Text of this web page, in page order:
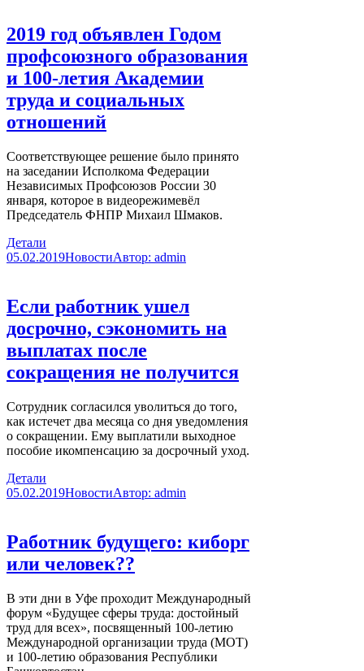
2019 год объявлен Годом
профсоюзного образования
и 100-летия Академии
труда и социальных
отношений
Соответствующее решение было принято
на заседании Исполкома Федерации
Независимых Профсоюзов России 30
января, которое в видеорежимевёл
Председатель ФНПР Михаил Шмаков.
Детали
05.02.2019НовостиАвтор: admin
Если работник ушел
досрочно, сэкономить на
выплатах после
сокращения не получится
Сотрудник согласился уволиться до того,
как истечет два месяца со дня уведомления
о сокращении. Ему выплатили выходное
пособие икомпенсацию за досрочный уход.
Детали
05.02.2019НовостиАвтор: admin
Работник будущего: киборг
или человек??
В эти дни в Уфе проходит Международный
форум «Будущее сферы труда: достойный
труд для всех», посвященный 100-летию
Международной организации труда (МОТ)
и 100-летию образования Республики